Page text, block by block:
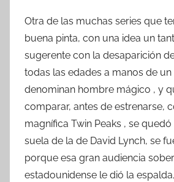
Otra de las muchas series que
buena pinta, con una idea un
sugerente con la desaparición
todas las edades a manos de
denominan hombre mágico , y
comparar, antes de estrenarse,
magnífica Twin Peaks , se
suela de la de David Lynch, se
porque esa gran audiencia
estadounidense le dió la